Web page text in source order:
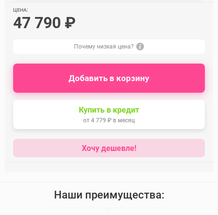
ЦЕНА:
47 790 ₽
Почему низкая цена?
Добавить в корзину
Купить в кредит
от 4 779 ₽ в месяц
Хочу дешевле!
Наши преимущества: